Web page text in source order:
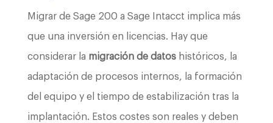
Migrar de Sage 200 a Sage Intacct implica más
que una inversión en licencias. Hay que
considerar la migración de datoshistóricos, la
adaptación de procesos internos, la formación
del equipo y el tiempo de estabilización tras la
implantación. Estos costes son reales y deben